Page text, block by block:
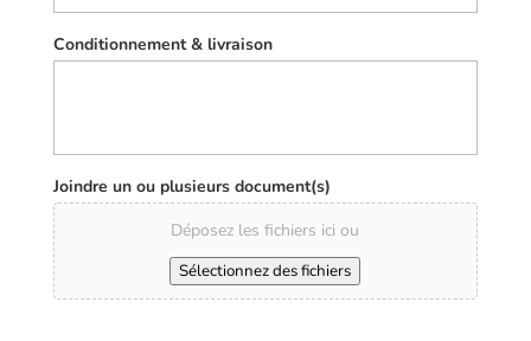
Conditionnement & livraison
Joindre un ou plusieurs document(s)
Déposez les fichiers ici ou
Sélectionnez des fichiers